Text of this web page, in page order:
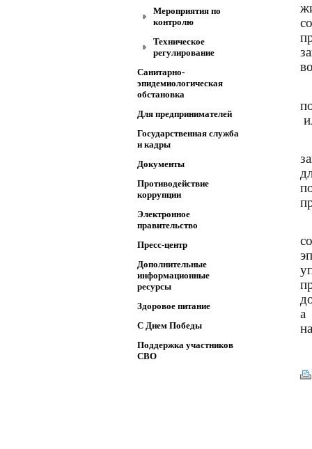
Мероприятия по
контролю
Техническое
регулирование
Санитарно-
эпидемиологическая
обстановка
Для предпринимателей
Государственная служба
и кадры
Документы
Противодействие
коррупции
Электронное
правительство
Пресс-центр
Дополнительные
информационные
ресурсы
Здоровое питание
C Днем Победы
Поддержка участников
СВО
а